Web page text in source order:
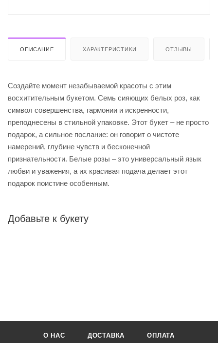
ОПИСАНИЕ ХАРАКТЕРИСТИКИ ОТЗЫВЫ
Создайте момент незабываемой красоты с этим
восхитительным букетом. Семь сияющих белых роз, как
символ совершенства, гармонии и искренности,
преподнесены в стильной упаковке. Этот букет – не просто
подарок, а сильное послание: он говорит о чистоте
намерений, глубине чувств и бесконечной
признательности. Белые розы – это универсальный язык
любви и уважения, а их красивая подача делает этот
подарок поистине особенным.
Добавьте к букету
О НАС ДОСТАВКА ОПЛАТА